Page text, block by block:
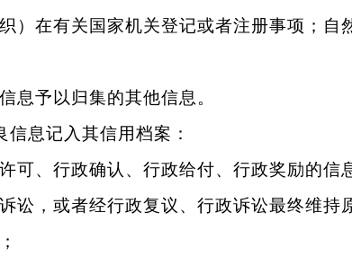
在有关国家机关登记或者注册事项；自
予以归集的其他信息。
息记入其信用档案：
、行政确认、行政给付、行政奖励的信
，或者经行政复议、行政诉讼最终维持